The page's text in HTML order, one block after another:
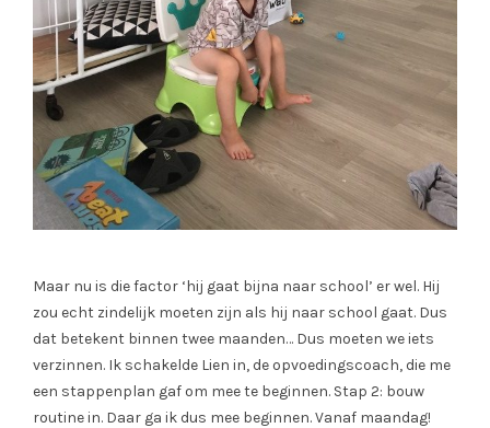
Maar nu is die factor ‘hij gaat bijna naar school’ er wel. Hij
zou echt zindelijk moeten zijn als hij naar school gaat. Dus
dat betekent binnen twee maanden… Dus moeten we iets
verzinnen. Ik schakelde Lien in, de opvoedingscoach, die me
een stappenplan gaf om mee te beginnen. Stap 2: bouw
routine in. Daar ga ik dus mee beginnen. Vanaf maandag!